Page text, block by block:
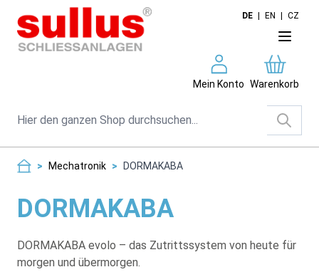
Direkt zum Inhalt
DE EN CZ
Mein Konto Warenkorb
Suche
> Mechatronik > DORMAKABA
DORMAKABA
DORMAKABA evolo – das Zutrittssystem von heute für
morgen und übermorgen.